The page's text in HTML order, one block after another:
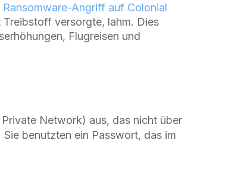
Ransomware-Angriff auf Colonial
versorgte, lahm. Dies
Flugreisen und
Network) aus, das nicht über
benutzten ein Passwort, das im